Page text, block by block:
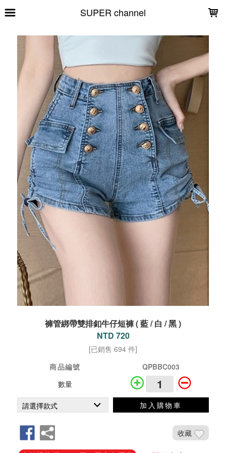
SUPER channel
褲管綁帶雙排釦牛仔短褲 ( 藍 / 白 / 黑 )
NTD 720
[已銷售 694 件]
商品編號
QPBBC003
數量
加入購物車
收藏